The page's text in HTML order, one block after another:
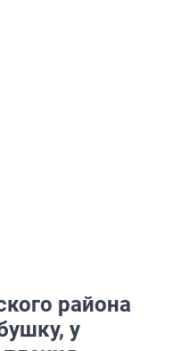
района
у